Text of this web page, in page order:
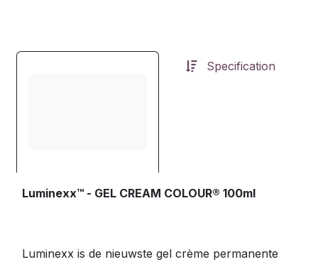
Specification
Luminexx™ - GEL CREAM COLOUR® 100ml
Luminexx is de nieuwste gel crème permanente